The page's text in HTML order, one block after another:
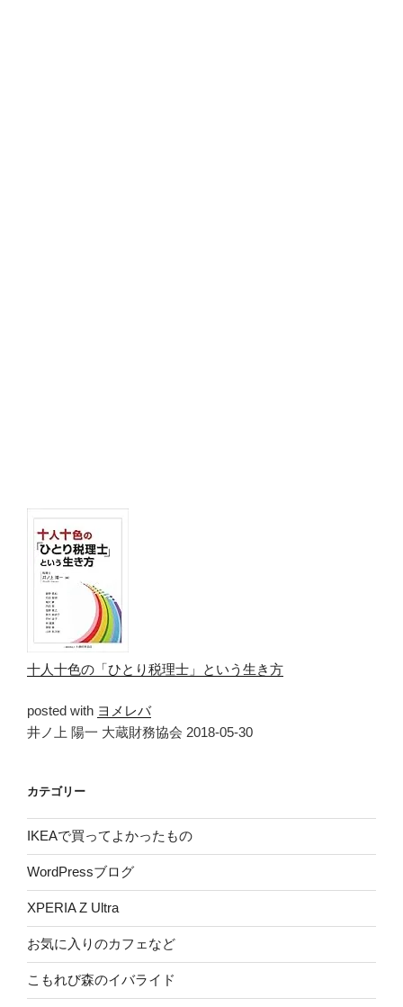
十人十色の「ひとり税理士」という生き方
posted with ヨメレバ
井ノ上 陽一 大蔵財務協会 2018-05-30
カテゴリー
IKEAで買ってよかったもの
WordPressブログ
XPERIA Z Ultra
お気に入りのカフェなど
こもれび森のイバライド